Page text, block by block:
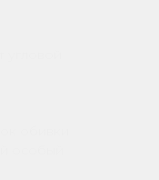
обивки
особый